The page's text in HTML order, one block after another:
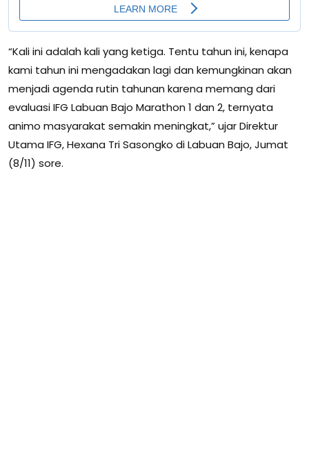
“Kali ini adalah kali yang ketiga. Tentu tahun ini, kenapa
kami tahun ini mengadakan lagi dan kemungkinan akan
menjadi agenda rutin tahunan karena memang dari
evaluasi IFG Labuan Bajo Marathon 1 dan 2, ternyata
animo masyarakat semakin meningkat,” ujar Direktur
Utama IFG, Hexana Tri Sasongko di Labuan Bajo, Jumat
(8/11) sore.